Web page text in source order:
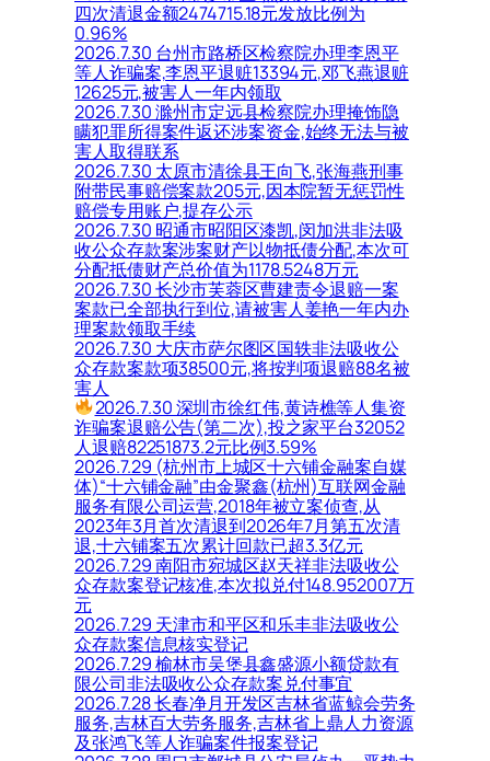
四次清退金额2474715.18元发放比例为
0.96%
2026.7.30 台州市路桥区检察院办理李恩平
等人诈骗案,李恩平退赃13394元,邓飞燕退赃
12625元,被害人一年内领取
2026.7.30 滁州市定远县检察院办理掩饰隐
瞒犯罪所得案件返还涉案资金,始终无法与被
害人取得联系
2026.7.30 太原市清徐县王向飞,张海燕刑事
附带民事赔偿案款205元,因本院暂无惩罚性
赔偿专用账户,提存公示
2026.7.30 昭通市昭阳区漆凯,闵加洪非法吸
收公众存款案涉案财产以物抵债分配,本次可
分配抵债财产总价值为1178.5248万元
2026.7.30 长沙市芙蓉区曹建责令退赔一案
案款已全部执行到位,请被害人姜艳一年内办
理案款领取手续
2026.7.30 大庆市萨尔图区国轶非法吸收公
众存款案款项38500元,将按判项退赔88名被
害人
2026.7.30 深圳市徐红伟,黄诗樵等人集资
诈骗案退赔公告(第二次),投之家平台32052
人退赔82251873.2元比例3.59%
2026.7.29 (杭州市上城区十六铺金融案自媒
体)“十六铺金融”由金聚鑫(杭州)互联网金融
服务有限公司运营,2018年被立案侦查,从
2023年3月首次清退到2026年7月第五次清
退,十六铺案五次累计回款已超3.3亿元
2026.7.29 南阳市宛城区赵天祥非法吸收公
众存款案登记核准,本次拟兑付148.952007万
元
2026.7.29 天津市和平区和乐丰非法吸收公
众存款案信息核实登记
2026.7.29 榆林市吴堡县鑫盛源小额贷款有
限公司非法吸收公众存款案兑付事宜
2026.7.28 长春净月开发区吉林省蓝鲸会劳务
服务,吉林百大劳务服务,吉林省上鼎人力资源
及张鸿飞等人诈骗案件报案登记